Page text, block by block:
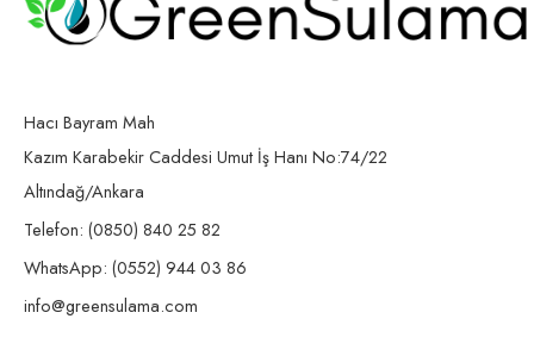
Hacı Bayram Mah
Kazım Karabekir Caddesi Umut İş Hanı No:74/22
Altındağ/Ankara
Telefon: (0850) 840 25 82
WhatsApp: (0552) 944 03 86
info@greensulama.com